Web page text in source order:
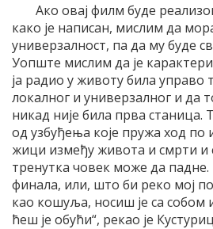
Ако овај филм буде
како је написан, мислим да
универзалност, па да му буде
Уопште мислим да је
ја радио у животу била управо
локалног и универзалног и да
никад није била прва станица.
од узбуђења које пружа ход по
жици између живота и смрти и
тренутка човек може да
финала, или, што би реко мој
као кошуља, носиш је са собом
ћеш је обући“, рекао је